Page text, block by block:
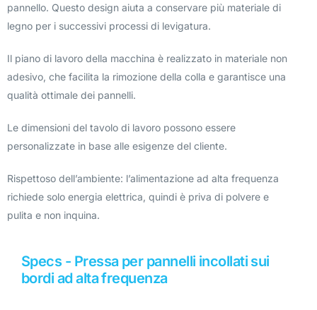
pannello. Questo design aiuta a conservare più materiale di
legno per i successivi processi di levigatura.
Il piano di lavoro della macchina è realizzato in materiale non
adesivo, che facilita la rimozione della colla e garantisce una
qualità ottimale dei pannelli.
Le dimensioni del tavolo di lavoro possono essere
personalizzate in base alle esigenze del cliente.
Rispettoso dell’ambiente: l’alimentazione ad alta frequenza
richiede solo energia elettrica, quindi è priva di polvere e
pulita e non inquina.
Specs - Pressa per pannelli incollati sui
bordi ad alta frequenza